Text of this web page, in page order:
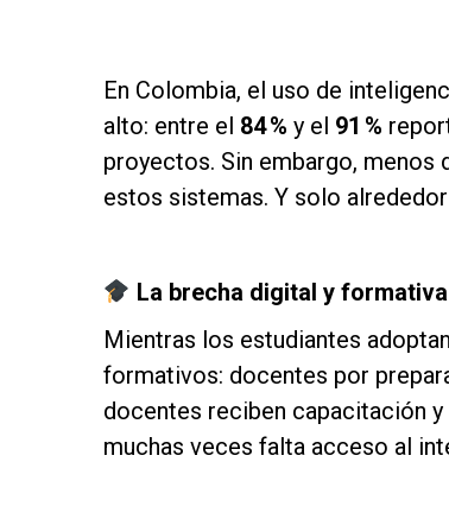
En Colombia, el uso de
alto: entre el 84 % y el 91 %
proyectos. Sin embargo, menos
estos sistemas. Y solo
La brecha digital y formativa
Mientras los estudiantes
formativos: docentes por
docentes reciben capacitación
muchas veces falta acceso al